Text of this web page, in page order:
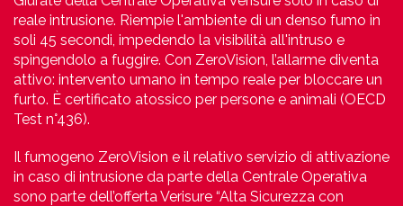
reale intrusione. Riempie l'ambiente di un denso fumo in
soli 45 secondi, impedendo la visibilità all'intruso e
spingendolo a fuggire. Con ZeroVision, l’allarme diventa
attivo: intervento umano in tempo reale per bloccare un
furto. È certificato atossico per persone e animali (OECD
Test n°436).
Il fumogeno ZeroVision e il relativo servizio di attivazione
in caso di intrusione da parte della Centrale Operativa
sono parte dell’offerta Verisure “Alta Sicurezza con